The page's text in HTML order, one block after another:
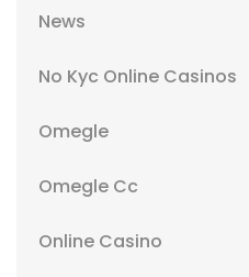
News
No Kyc Online Casinos
Omegle
Omegle Cc
Online Casino